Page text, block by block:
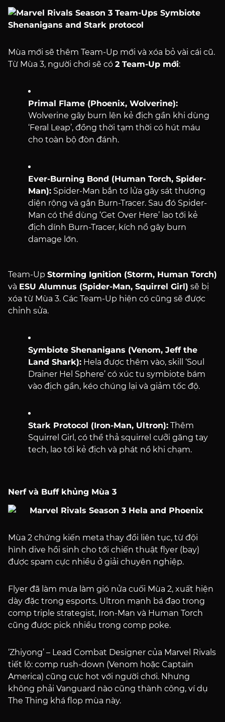
Mùa mới sẽ thêm Team-Up mới và xóa bỏ vài cái cũ.
Từ Mùa 3, người chơi sẽ có 2 Team-Up mới:
Primal Flame (Phoenix, Wolverine):
Wolverine gây burn lên kẻ địch gần khi dùng
‘Feral Leap’, đồng thời tạm thời có hút máu
cho toàn bộ đòn đánh.
Ever-Burning Bond (Human Torch, Spider-
Man): Spider-Man bắn tơ lửa gây sát thương
diện rộng và gắn Burn-Tracer. Sau đó Spider-
Man có thể dùng ‘Get Over Here’ lao tới kẻ
địch dính Burn-Tracer, kích nổ gây burn
damage lớn.
Team-Up Storming Ignition (Storm, Human Torch)
và ESU Alumnus (Spider-Man, Squirrel Girl) sẽ bị
xóa từ Mùa 3. Các Team-Up hiện có cũng sẽ được
chỉnh sửa.
Symbiote Shenanigans (Venom, Jeff the
Land Shark): Hela được thêm vào, skill ‘Soul
Drainer Hel Sphere’ có xúc tu symbiote bám
vào địch gần, kéo chúng lại và giảm tốc độ.
Stark Protocol (Iron-Man, Ultron): Thêm
Squirrel Girl, có thể thả squirrel cưỡi găng tay
tech, lao tới kẻ địch và phát nổ khi chạm.
Nerf và Buff khủng Mùa 3
Mùa 2 chứng kiến meta thay đổi liên tục, từ đội
hình dive hồi sinh cho tới chiến thuật flyer (bay)
được spam cực nhiều ở giải chuyên nghiệp.
Flyer đã làm mưa làm gió nửa cuối Mùa 2, xuất hiện
dày đặc trong esports. Ultron mạnh bá đạo trong
comp triple strategist, Iron-Man và Human Torch
cũng được pick nhiều trong comp poke.
‘Zhiyong’ – Lead Combat Designer của Marvel Rivals
tiết lộ: comp rush-down (Venom hoặc Captain
America) cũng cực hot với người chơi. Nhưng
không phải Vanguard nào cũng thành công, ví dụ
The Thing khá flop mùa này.